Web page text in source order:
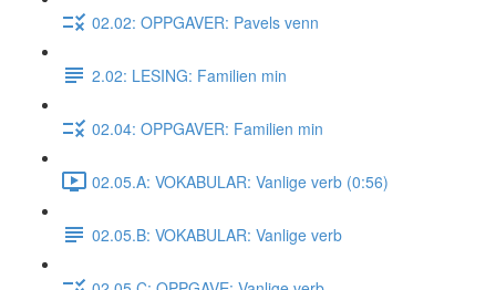
02.02: OPPGAVER: Pavels venn
2.02: LESING: Familien min
02.04: OPPGAVER: Familien min
02.05.A: VOKABULAR: Vanlige verb (0:56)
02.05.B: VOKABULAR: Vanlige verb